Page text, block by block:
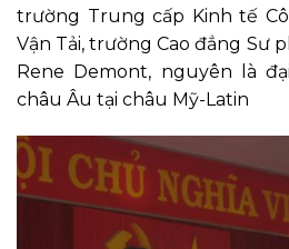
trường Trung cấp Kinh tế
Vận Tải, trường Cao đẳng Sư
Rene Demont, nguyên là
châu Âu tại châu Mỹ-Latin